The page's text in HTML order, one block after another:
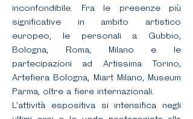
inconfondibile. Fra le presenze più
significative in ambito artistico
europeo, le personali a Gubbio,
Bologna, Roma, Milano e le
partecipazioni ad Artissima Torino,
Artefiera Bologna, Miart Milano, Museum
Parma, oltre a fiere internazionali.
L’attività espositiva si intensifica negli